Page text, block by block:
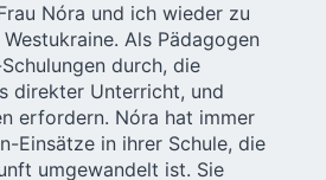
Nóra und ich wieder zu
Als Pädagogen
durch, die
direkter Unterricht, und
erfordern. Nóra hat immer
Einsätze in ihrer Schule, die
umgewandelt ist. Sie